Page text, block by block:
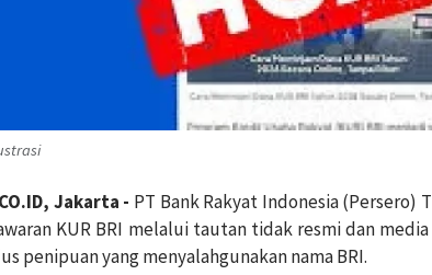
Jakarta - PT Bank Rakyat Indonesia (Persero)
KUR BRI melalui tautan tidak resmi dan
penipuan yang menyalahgunakan nama BRI.